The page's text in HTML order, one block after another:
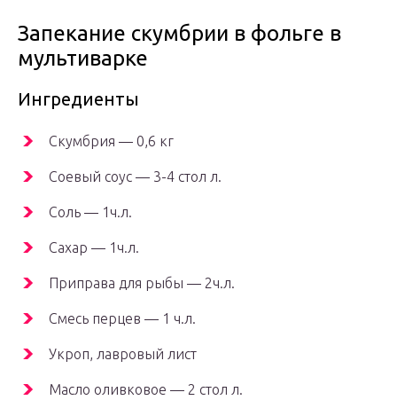
Запекание скумбрии в фольге в
мультиварке
Ингредиенты
Скумбрия — 0,6 кг
Соевый соус — 3-4 стол л.
Соль — 1ч.л.
Сахар — 1ч.л.
Приправа для рыбы — 2ч.л.
Смесь перцев — 1 ч.л.
Укроп, лавровый лист
Масло оливковое — 2 стол л.